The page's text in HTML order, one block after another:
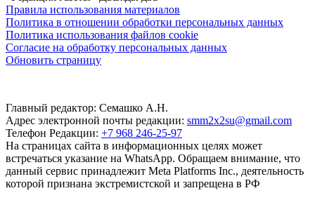
Правила использования материалов
Политика в отношении обработки персональных данных
Политика использования файлов cookie
Согласие на обработку персональных данных
Обновить страницу
Главный редактор: Семашко А.Н.
Адрес электронной почты редакции: smm2x2su@gmail.com
Телефон Редакции: +7 968 246-25-97
На страницах сайта в информационных целях может
встречаться указание на WhatsApp. Обращаем внимание, что
данный сервис принадлежит Meta Platforms Inc., деятельность
которой признана экстремистской и запрещена в РФ